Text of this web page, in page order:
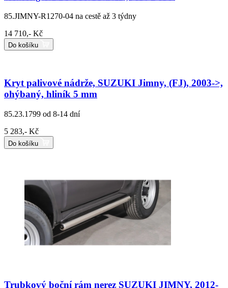
85.JIMNY-R1270-04 na cestě až 3 týdny
14 710,- Kč
Do košíku
Kryt palivové nádrže, SUZUKI Jimny, (FJ), 2003->,
ohýbaný, hliník 5 mm
85.23.1799 od 8-14 dní
5 283,- Kč
Do košíku
Trubkový boční rám nerez SUZUKI JIMNY, 2012-